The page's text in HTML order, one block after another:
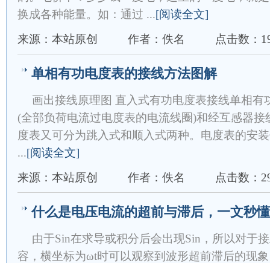
换成各种能量。如：通过 ...[阅读全文]
来源：本站原创
作者：佚名 点击数：
单相有功电度表的接线方法图解
画出接线原理图 直入式有功电度表接线单相有
(全部负荷电流过电度表的电流线圈)和经互感器
度表又可分为跳入式和顺入式两种。电度表的安
...[阅读全文]
来源：本站原创
作者：佚名 点击数：
什么是电压电流的超前与滞后，一文秒
由于Sin在求导或积分后会出现Sin，所以对于
容，横坐标为ωt时可以观察到波形超前滞后的现